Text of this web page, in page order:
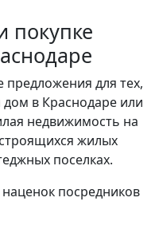
предложения для тех,
дом в Краснодаре или
недвижимость на
жилых
поселках.
посредников